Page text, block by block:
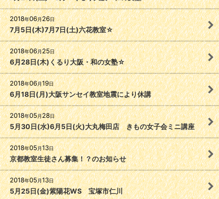
2018年06月26日
7月5日(木)7月7日(土)六花教室☆
2018年06月25日
6月28日(木)くるり大阪・和の女塾☆
2018年06月19日
6月18日(月)大阪サンセイ教室地震により休講
2018年05月28日
5月30日(水)6月5日(火)大丸梅田店 きもの女子会ミニ講座
2018年05月13日
京都教室生徒さん募集！？のお知らせ
2018年05月13日
5月25日(金)紫陽花WS 宝塚市仁川